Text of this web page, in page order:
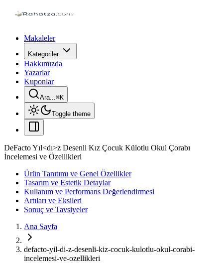
Makaleler
Kategoriler
Hakkımızda
Yazarlar
Kuponlar
Ara...⌘K
Toggle theme
DeFacto Yıl<dı>z Desenli Kız Çocuk Külotlu Okul Çorabı
İncelemesi ve Özellikleri
Ürün Tanıtımı ve Genel Özellikler
Tasarım ve Estetik Detaylar
Kullanım ve Performans Değerlendirmesi
Artıları ve Eksileri
Sonuç ve Tavsiyeler
Ana Sayfa
defacto-yil-di-z-desenli-kiz-cocuk-kulotlu-okul-corabi-
incelemesi-ve-ozellikleri